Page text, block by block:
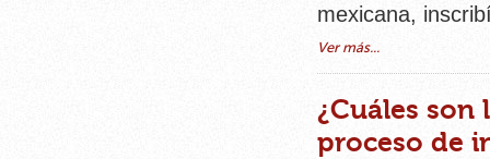
mexicana,
Ver más...
¿Cuáles son
proceso de